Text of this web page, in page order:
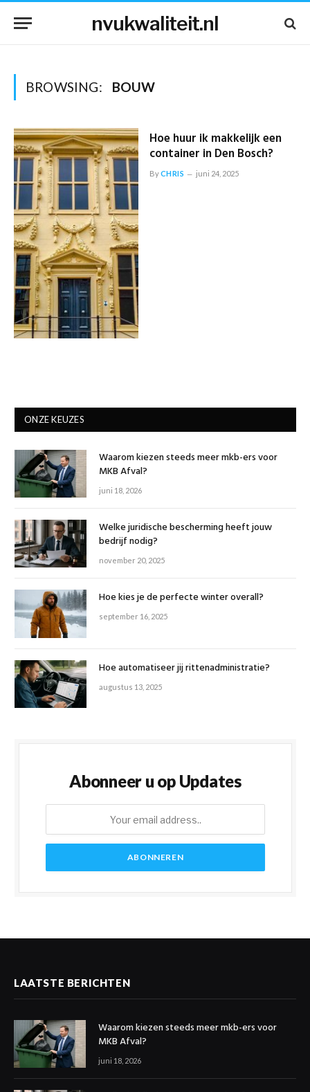
nvukwaliteit.nl
BROWSING: BOUW
Hoe huur ik makkelijk een
container in Den Bosch?
ByCHRIS juni 24, 2025
ONZE KEUZES
Waarom kiezen steeds meer mkb-ers voor
MKB Afval?
juni 18, 2026
Welke juridische bescherming heeft jouw
bedrijf nodig?
november 20, 2025
Hoe kies je de perfecte winter overall?
september 16, 2025
Hoe automatiseer jij rittenadministratie?
augustus 13, 2025
Abonneer u op Updates
LAATSTE BERICHTEN
Waarom kiezen steeds meer mkb-ers voor
MKB Afval?
juni 18, 2026